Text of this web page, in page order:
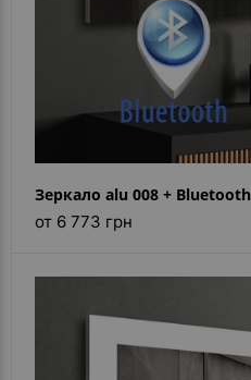
Зеркало alu 008 + Bluetooth
от 6 773 грн